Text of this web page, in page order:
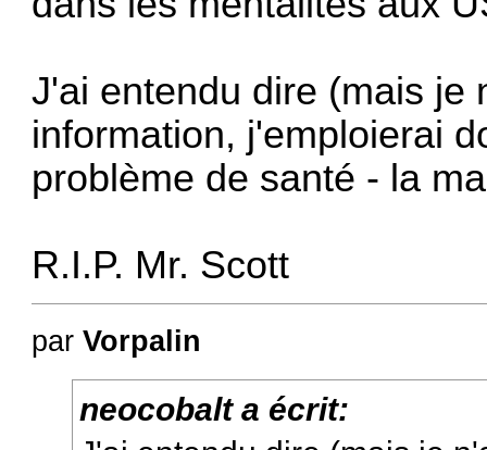
J'ai entendu dire (mais je
information, j'emploierai
problème de santé - la
R.I.P. Mr. Scott
parVorpalin
neocobalt a écrit: